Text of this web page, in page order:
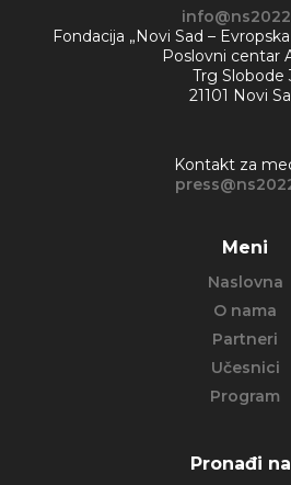
Fondacija „Novi Sad –
Poslovni centar
Trg Slobode
21101 Novi
Kontakt za
Meni
Naslovna
O nama
Partneri
Učesnici
Program
Pronađi